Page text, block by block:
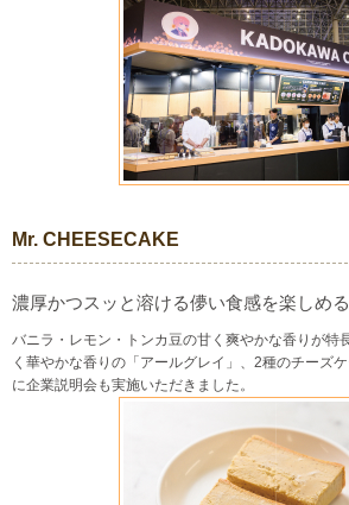
Mr. CHEESECAKE
濃厚かつスッと溶ける儚い食感を楽しめ
バニラ・レモン・トンカ豆の甘く爽やかな香りが特
く華やかな香りの「アールグレイ」、2種のチーズ
に企業説明会も実施いただきました。